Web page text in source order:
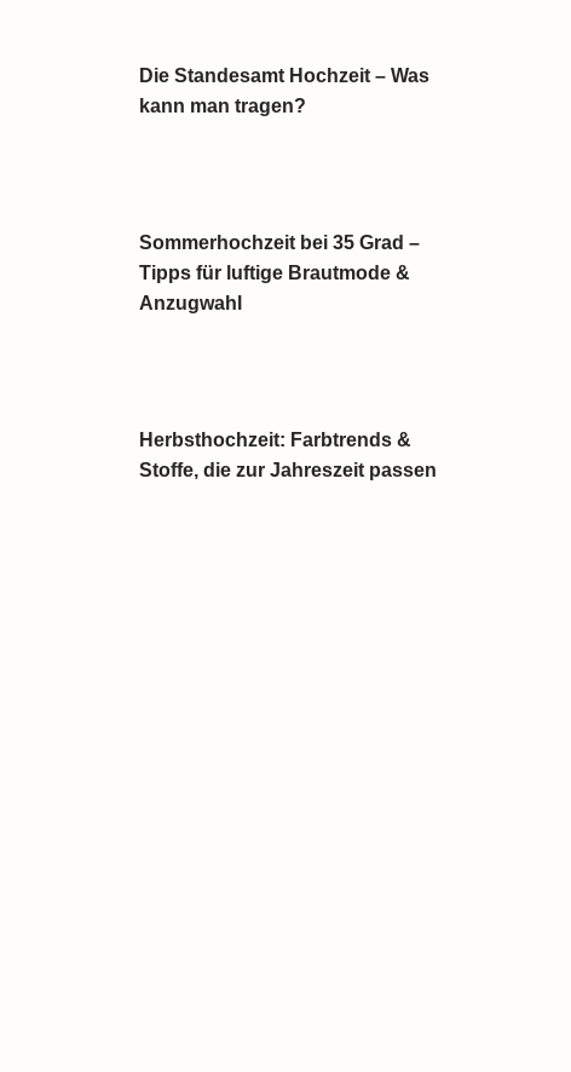
Die Standesamt Hochzeit – Was
kann man tragen?
Sommerhochzeit bei 35 Grad –
Tipps für luftige Brautmode &
Anzugwahl
Herbsthochzeit: Farbtrends &
Stoffe, die zur Jahreszeit passen